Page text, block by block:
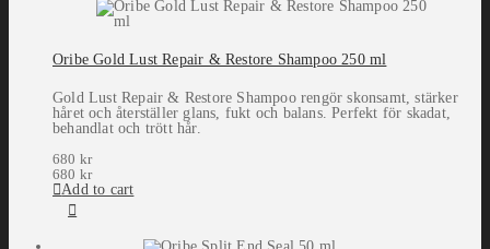
Oribe Gold Lust Repair & Restore Shampoo 250 ml
Gold Lust Repair & Restore Shampoo rengör skonsamt, stärker
håret och återställer glans, fukt och balans. Perfekt för skadat,
behandlat och trött hår.
680 kr
680 kr
Add to cart